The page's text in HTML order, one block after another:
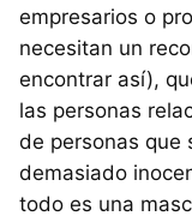
empresarios o
necesitan un
encontrar así),
las personas
de personas que
demasiado
todo es una